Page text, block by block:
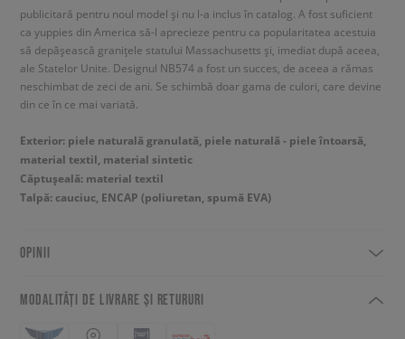
publicitară pentru noul model și nu l-a inclus în catalog. A fost suficient
ca yuppies din America să-l aprecieze pentru ca popularitatea acestuia
să depășească granițele statului Massachusetts și, imediat după aceea,
ale Statelor Unite. Designul NB574 a fost un succes, de aceea a rămas
neschimbat de zeci de ani. Se schimbă doar gama de culori, care devine
din ce în ce mai variată.
Exterior: piele naturală granulată, piele naturală - piele întoarsă,
material textil, material sintetic
Căptușeală: material textil
Talpă: cauciuc, ENCAP (poliuretan, spumă EVA)
OPINII
MODALITĂȚI DE LIVRARE ȘI RETURURI